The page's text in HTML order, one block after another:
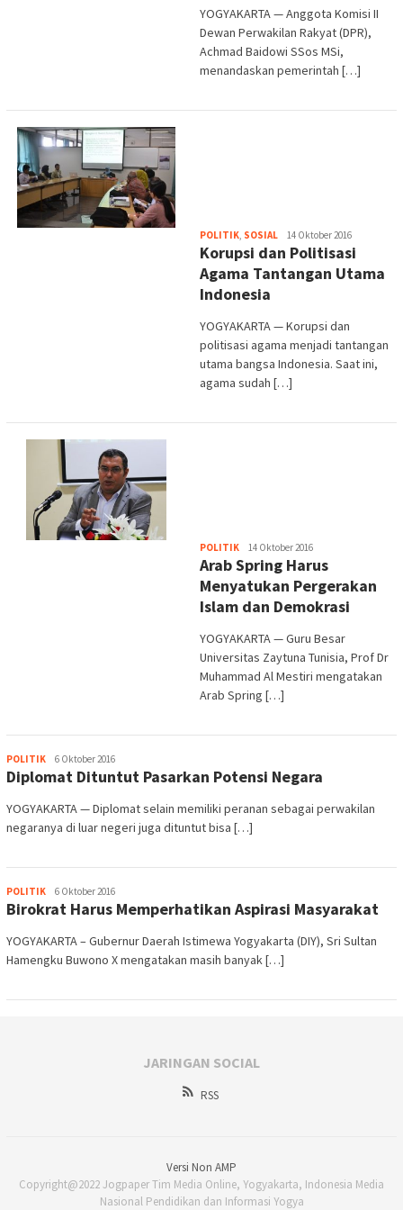
YOGYAKARTA — Anggota Komisi II
Dewan Perwakilan Rakyat (DPR),
Achmad Baidowi SSos MSi,
menandaskan pemerintah […]
POLITIK, SOSIALHeri
Purwata
14 Oktober 2016
Korupsi dan Politisasi
Agama Tantangan Utama
Indonesia
YOGYAKARTA — Korupsi dan
politisasi agama menjadi tantangan
utama bangsa Indonesia. Saat ini,
agama sudah […]
POLITIKHeri
Purwata
14 Oktober 2016
Arab Spring Harus
Menyatukan Pergerakan
Islam dan Demokrasi
YOGYAKARTA — Guru Besar
Universitas Zaytuna Tunisia, Prof Dr
Muhammad Al Mestiri mengatakan
Arab Spring […]
POLITIKHeri
Purwata
6 Oktober 2016
Diplomat Dituntut Pasarkan Potensi Negara
YOGYAKARTA — Diplomat selain memiliki peranan sebagai perwakilan
negaranya di luar negeri juga dituntut bisa […]
POLITIKHeri
Purwata
6 Oktober 2016
Birokrat Harus Memperhatikan Aspirasi Masyarakat
YOGYAKARTA – Gubernur Daerah Istimewa Yogyakarta (DIY), Sri Sultan
Hamengku Buwono X mengatakan masih banyak […]
JARINGAN SOCIAL
RSS
Versi Non AMP
Copyright@2022 Jogpaper Tim Media Online, Yogyakarta, Indonesia Media
Nasional Pendidikan dan Informasi Yogya